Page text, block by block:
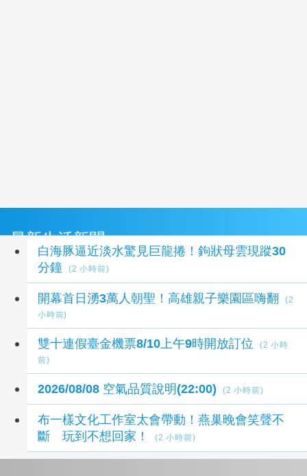
最新生活新聞
白海豚逼近淡水驚見巨龍捲！鉤狀母雲現蹤30
分鐘
(2 小時前)
開幕首日湧3萬人朝聖！高雄親子樂園區嗨翻
(2
小時前)
雙十連假臺金機票8/10上午9時開放訂位
(2 小時
前)
2026/08/08 空氣品質說明(22:00) (2 小時前)
布一樣文化工作室太會帶動！燕巢晚會笑聲不
斷 玩到不想回家！
(2 小時前)